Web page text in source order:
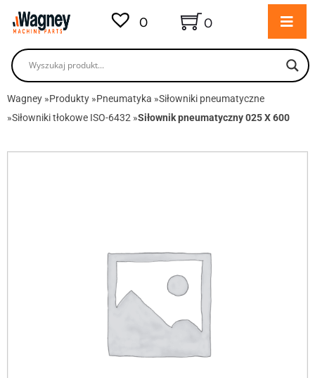
0 0
Wagney »Produkty »Pneumatyka »Siłowniki pneumatyczne
»Siłowniki tłokowe ISO-6432 »Siłownik pneumatyczny 025 X 600